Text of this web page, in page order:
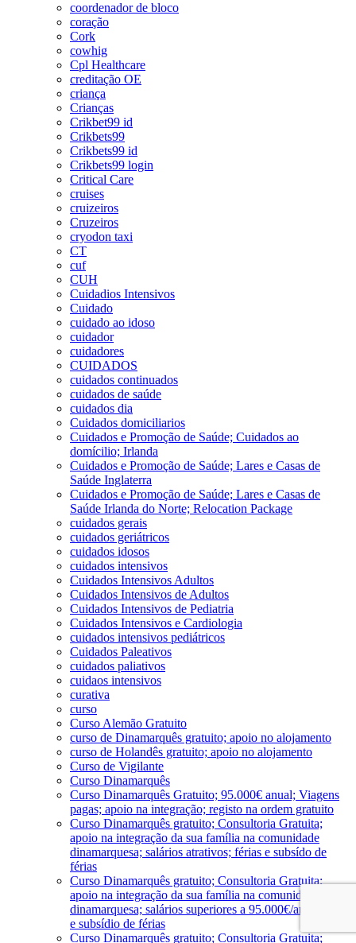
coordenador de bloco
coração
Cork
cowhig
Cpl Healthcare
creditação OE
criança
Crianças
Crikbet99 id
Crikbets99
Crikbets99 id
Crikbets99 login
Critical Care
cruises
cruizeiros
Cruzeiros
cryodon taxi
CT
cuf
CUH
Cuidadios Intensivos
Cuidado
cuidado ao idoso
cuidador
cuidadores
CUIDADOS
cuidados continuados
cuidados de saúde
cuidados dia
Cuidados domiciliarios
Cuidados e Promoção de Saúde; Cuidados ao
domícilio; Irlanda
Cuidados e Promoção de Saúde; Lares e Casas de
Saúde Inglaterra
Cuidados e Promoção de Saúde; Lares e Casas de
Saúde Irlanda do Norte; Relocation Package
cuidados gerais
cuidados geriátricos
cuidados idosos
cuidados intensivos
Cuidados Intensivos Adultos
Cuidados Intensivos de Adultos
Cuidados Intensivos de Pediatria
Cuidados Intensivos e Cardiologia
cuidados intensivos pediátricos
Cuidados Paleativos
cuidados paliativos
cuidaos intensivos
curativa
curso
Curso Alemão Gratuito
curso de Dinamarquês gratuito; apoio no alojamento
curso de Holandês gratuito; apoio no alojamento
Curso de Vigilante
Curso Dinamarquês
Curso Dinamarquês Gratuito; 95.000€ anual; Viagens
pagas; apoio na integração; registo na ordem gratuito
Curso Dinamarquês gratuito; Consultoria Gratuita;
apoio na integração da sua família na comunidade
dinamarquesa; salários atrativos; férias e subsído de
férias
Curso Dinamarquês gratuito; Consultoria Gratuita;
apoio na integração da sua família na comunidade
dinamarquesa; salários superiores a 95.000€/ano; férias
e subsídio de férias
Curso Dinamarquês gratuito; Consultoria Gratuita;